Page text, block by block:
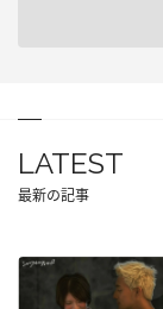
LATEST
最新の記事